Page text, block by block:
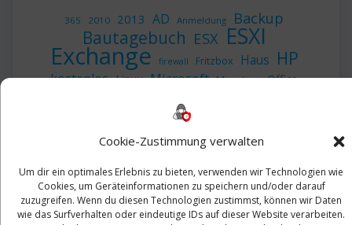
Cookie-Zustimmung verwalten
Um dir ein optimales Erlebnis zu bieten, verwenden wir Technologien wie
Cookies, um Geräteinformationen zu speichern und/oder darauf
zuzugreifen. Wenn du diesen Technologien zustimmst, können wir Daten
wie das Surfverhalten oder eindeutige IDs auf dieser Website verarbeiten.
365 2010 2013 AD Anmeldung Backup
Bautagebuch ESX ESXI
Exchange firewall Fritzbox Haus HP
kostenlos Linux Microsoft Migration Office
Security Server
Sicherung SIEM Sophos SSL Ubuntu
VMWare VPN WAZUH Windows
Zertifikat